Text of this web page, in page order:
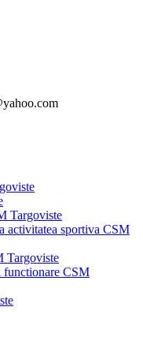
Targoviste
activitatea sportiva CSM
Targoviste
functionare CSM